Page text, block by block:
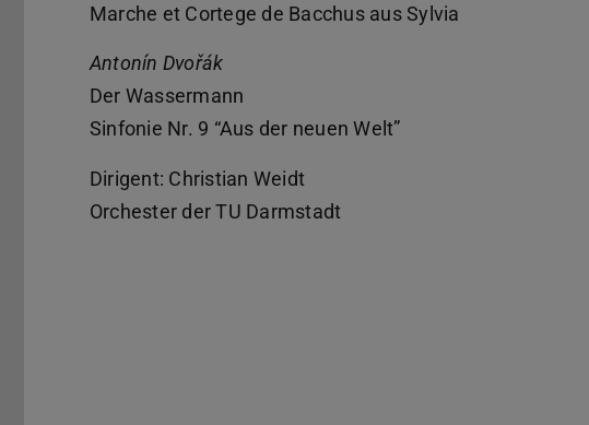
Marche et Cortege de Bacchus aus Sylvia
Antonín Dvořák
Der Wassermann
Sinfonie Nr. 9 “Aus der neuen Welt”
Dirigent: Christian Weidt
Orchester der TU Darmstadt